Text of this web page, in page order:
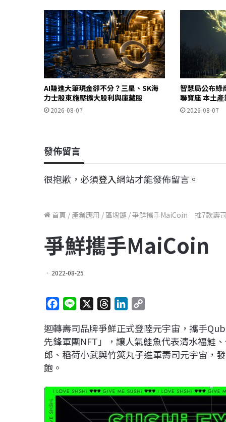
AI賺進大筆現金卻不分？三星、SK海
力士股東施壓擴大股利與庫藏股
2026-08-07
智慧局公布綠
聯寶座 本土
2026-08-07
發佈留言
很抱歉，必須登入網站才能發佈留言。